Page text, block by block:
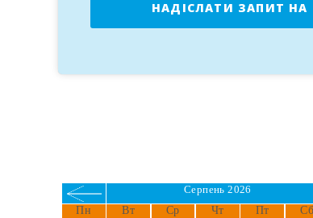
втрачайте можливості провести
НАДІСЛАТИ ЗАПИТ НА
Серпень 2026
Пн Вт Ср Чт Пт Сб